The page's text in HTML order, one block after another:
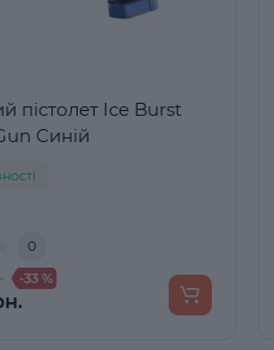
пістолет Ice Burst
Синій
0
-33 %